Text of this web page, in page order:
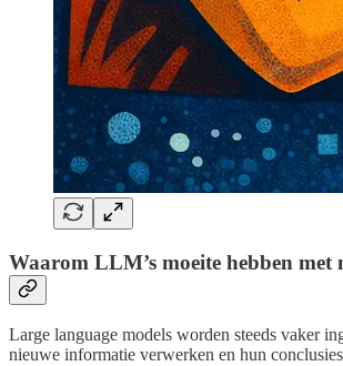
Waarom LLM’s moeite hebben met
Large language models worden steeds vaker
nieuwe informatie verwerken en hun conclusies